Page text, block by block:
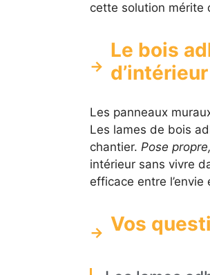
cette solution mérite
Le bois
d’intérieur
Les panneaux
Les lames de bois
chantier. Pose
intérieur sans vivre
efficace entre
Vos